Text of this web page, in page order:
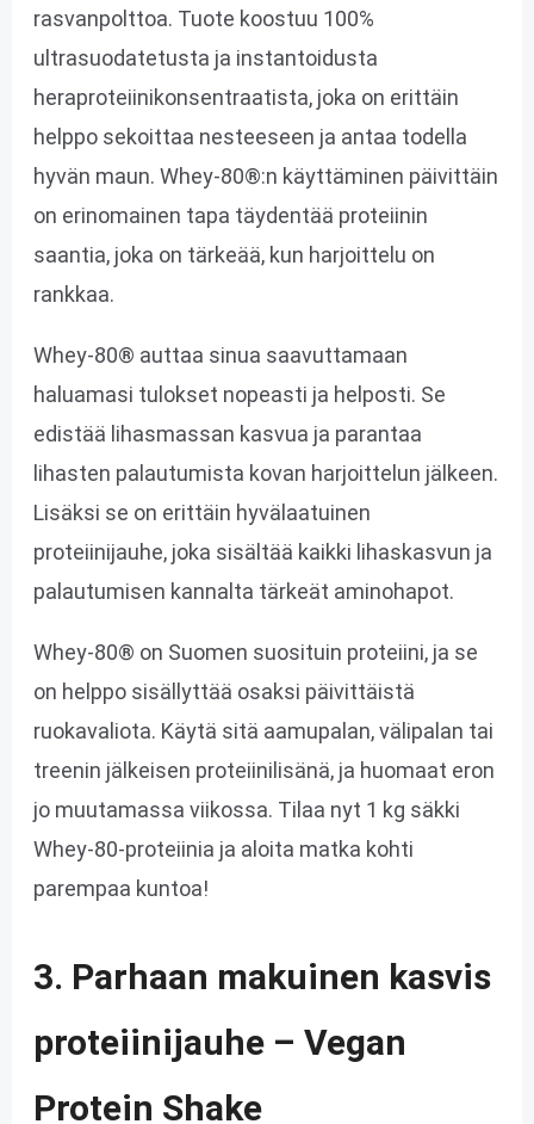
rasvanpolttoa. Tuote koostuu 100%
ultrasuodatetusta ja instantoidusta
heraproteiinikonsentraatista, joka on erittäin
helppo sekoittaa nesteeseen ja antaa todella
hyvän maun. Whey-80®:n käyttäminen päivittäin
on erinomainen tapa täydentää proteiinin
saantia, joka on tärkeää, kun harjoittelu on
rankkaa.
Whey-80® auttaa sinua saavuttamaan
haluamasi tulokset nopeasti ja helposti. Se
edistää lihasmassan kasvua ja parantaa
lihasten palautumista kovan harjoittelun jälkeen.
Lisäksi se on erittäin hyvälaatuinen
proteiinijauhe, joka sisältää kaikki lihaskasvun ja
palautumisen kannalta tärkeät aminohapot.
Whey-80® on Suomen suosituin proteiini, ja se
on helppo sisällyttää osaksi päivittäistä
ruokavaliota. Käytä sitä aamupalan, välipalan tai
treenin jälkeisen proteiinilisänä, ja huomaat eron
jo muutamassa viikossa. Tilaa nyt 1 kg säkki
Whey-80-proteiinia ja aloita matka kohti
parempaa kuntoa!
3. Parhaan makuinen kasvis
proteiinijauhe – Vegan
Protein Shake